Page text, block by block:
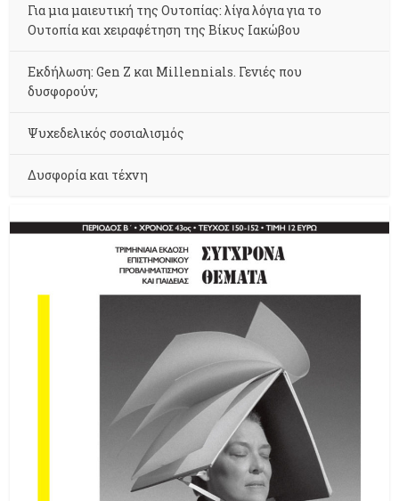
Για μια μαιευτική της Ουτοπίας: λίγα λόγια για το
Ουτοπία και χειραφέτηση της Βίκυς Ιακώβου
Εκδήλωση: Gen Z και Millennials. Γενιές που
δυσφορούν;
Ψυχεδελικός σοσιαλισμός
Δυσφορία και τέχνη